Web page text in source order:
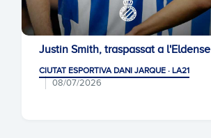
Justin Smith, traspassat a l'Eldense
CIUTAT ESPORTIVA DANI JARQUE · LA21
08/07/2026